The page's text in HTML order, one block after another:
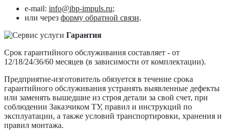
e-mail: info@ibp-impuls.ru;
или через форму обратной связи.
Гарантия
Срок гарантийного обслуживания составляет - от
12/18/24/36/60 месяцев (в зависимости от комплектации).
Предприятие-изготовитель обязуется в течение срока
гарантийного обслуживания устранять выявленные дефекты
или заменять вышедшие из строя детали за свой счет, при
соблюдении Заказчиком ТУ, правил и инструкций по
эксплуатации, а также условий транспортировки, хранения и
правил монтажа.